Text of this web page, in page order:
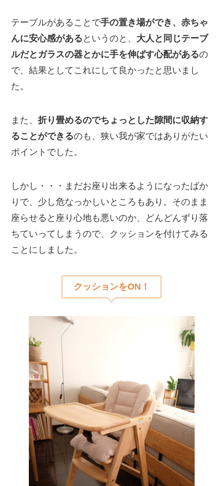
テーブルがあることで手の置き場ができ、赤ちゃ
んに安心感がある というのと、 大人と同じテーブ
ルだとガラスの器とかに手を伸ばす心配があるの
で、結果としてこれにして良かったと思いまし
た。
また、折り畳めるのでちょっとした隙間に収納す
ることができるのも、狭い我が家ではありがたい
ポイントでした。
しかし・・・まだお座り出来るようになったばか
りで、少し危なっかしいところもあり。そのまま
座らせると座り心地も悪いのか、どんどんずり落
ちていってしまうので、クッションを付けてみる
ことにしました。
クッションをON！